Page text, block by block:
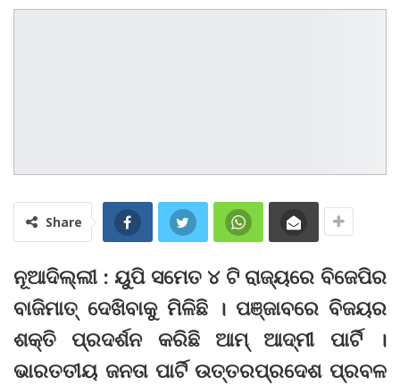
Share
ନୂଆଦିଲ୍ଲୀ : ୟୁପି ସମେତ ୪ ଟି ରାଜ୍ୟରେ ବିଜେପିର
ବାଜିମାତ୍‌ ଦେଖିବାକୁ ମିଳିଛି । ପଞ୍ଜାବରେ ବିଜୟର
ଶକ୍ତି ପ୍ରଦର୍ଶନ କରିଛି ଆମ୍‌ ଆଦ୍‌ମୀ ପାର୍ଟି ।
ଭାରତତୀୟ ଜନତା ପାର୍ଟି ଉତ୍ତରପ୍ରଦେଶ ପ୍ରବଳ